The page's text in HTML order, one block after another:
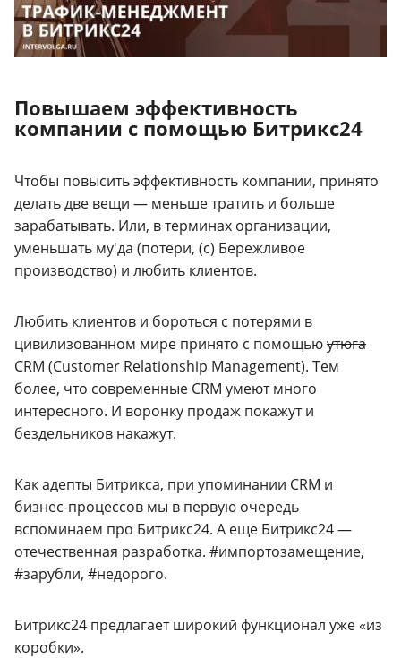
Повышаем эффективность
компании с помощью Битрикс24
Чтобы повысить эффективность компании, принято
делать две вещи — меньше тратить и больше
зарабатывать. Или, в терминах организации,
уменьшать му'да (потери, (с) Бережливое
производство) и любить клиентов.
Любить клиентов и бороться с потерями в
цивилизованном мире принято с помощьюутюга
CRM (Customer Relationship Management). Тем
более, что современные CRM умеют много
интересного. И воронку продаж покажут и
бездельников накажут.
Как адепты Битрикса, при упоминании CRM и
бизнес-процессов мы в первую очередь
вспоминаем про Битрикс24. А еще Битрикс24 —
отечественная разработка. #импортозамещение,
#зарубли, #недорого.
Битрикс24 предлагает широкий функционал уже «из
коробки».